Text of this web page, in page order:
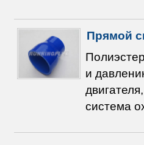
Прямой
и
система